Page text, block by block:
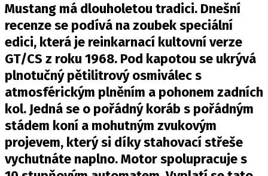
ROZHOVORY
DAKAR
Z DOMOVA
ZE SVĚTA
MOTORSPORT
PIT LANE
ČEŠI V AKCI
Mustang má dlouholetou tradici. Dnešní
recenze se podívá na zoubek speciální
edici, která je reinkarnací kultovní verze
GT/CS z roku 1968. Pod kapotou se ukrývá
plnotučný pětilitrový osmiválec s
atmosférickým plněním a pohonem zadních
kol. Jedná se o pořádný koráb s pořádným
stádem koní a mohutným zvukovým
projevem, který si díky stahovací střeše
vychutnáte naplno. Motor spolupracuje s